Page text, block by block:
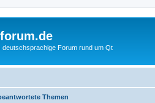
deutschsprachige Forum rund um Qt
Themen